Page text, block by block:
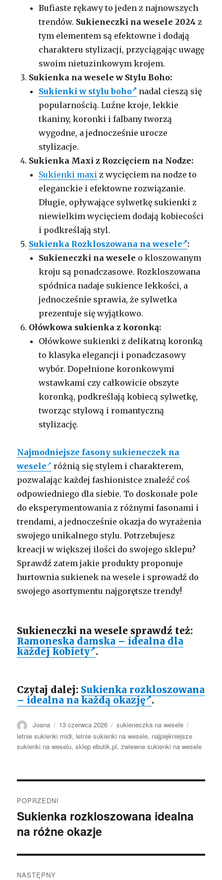
Bufiaste rękawy to jeden z najnowszych
trendów. Sukieneczki na wesele 2024 z
tym elementem są efektowne i dodają
charakteru stylizacji, przyciągając uwagę
swoim nietuzinkowym krojem.
Sukienka na wesele w Stylu Boho:
Sukienki w stylu boho
nadal cieszą się
popularnością. Luźne kroje, lekkie
tkaniny, koronki i falbany tworzą
wygodne, a jednocześnie urocze
stylizacje.
Sukienka Maxi z Rozcięciem na Nodze:
Sukienki maxi z wycięciem na nodze to
eleganckie i efektowne rozwiązanie.
Długie, opływające sylwetkę sukienki z
niewielkim wycięciem dodają kobiecości
i podkreślają styl.
Sukienka Rozkloszowana na wesele :
Sukieneczki na wesele o kloszowanym
kroju są ponadczasowe. Rozkloszowana
spódnica nadaje sukience lekkości, a
jednocześnie sprawia, że sylwetka
prezentuje się wyjątkowo.
Ołówkowa sukienka z koronką:
Ołówkowe sukienki z delikatną koronką
to klasyka elegancji i ponadczasowy
wybór. Dopełnione koronkowymi
wstawkami czy całkowicie obszyte
koronką, podkreślają kobiecą sylwetkę,
tworząc stylową i romantyczną
stylizację.
Najmodniejsze fasony sukieneczek na
wesele
różnią się stylem i charakterem,
pozwalając każdej fashionistce znaleźć coś
odpowiedniego dla siebie. To doskonałe pole
do eksperymentowania z różnymi fasonami i
trendami, a jednocześnie okazja do wyrażenia
swojego unikalnego stylu. Potrzebujesz
kreacji w większej ilości do swojego sklepu?
Sprawdź zatem jakie produkty proponuje
hurtownia sukienek na wesele i sprowadź do
swojego asortymentu najgorętsze trendy!
Sukieneczki na wesele sprawdź też:
Ramoneska damska – idealna dla
każdej kobiety .
Czytaj dalej: Sukienka rozkloszowana
– idealna na każdą okazję .
Autor
Joana Opublikowano
13 czerwca 2026 Kategorie
sukieneczka na wesele
letnie sukienki midi, letnie sukienki na wesele, najpiękniejsze
sukienki na weselu,sklep ebutik.pl,zwiewne sukienki na wesele
wpisu
POPRZEDNI
Poprzedni
wpis:
Sukienka rozkloszowana idealna
na różne okazje
NASTĘPNY